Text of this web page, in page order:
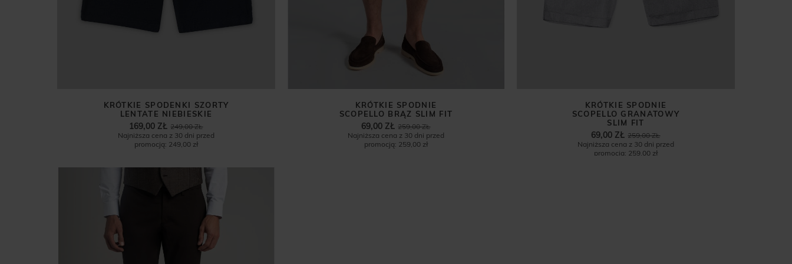
KRÓTKIE SPODENKI SZORTY
LENTATE NIEBIESKIE
249,00 ZŁ
169,00 ZŁ
Najniższa cena z 30 dni przed
promocją: 249,00 zł
KRÓTKIE SPODNIE
SCOPELLO BRĄZ SLIM FIT
259,00 ZŁ
69,00 ZŁ
Najniższa cena z 30 dni przed
promocją: 259,00 zł
KRÓTKIE SPODNIE
SCOPELLO GRANATOWY
SLIM FIT
259,00 ZŁ
69,00 ZŁ
Najniższa cena z 30 dni przed
promocją: 259,00 zł